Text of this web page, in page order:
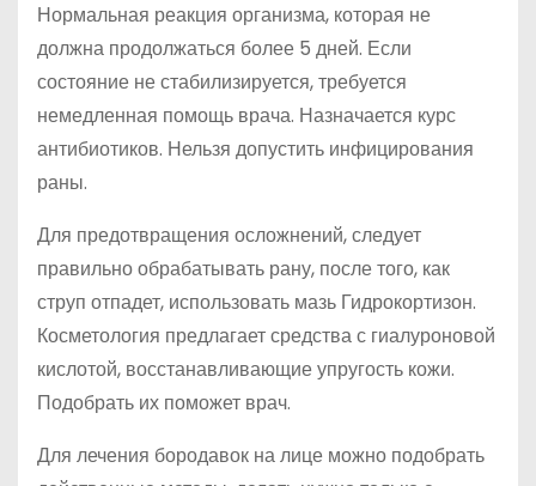
Нормальная реакция организма, которая не
должна продолжаться более 5 дней. Если
состояние не стабилизируется, требуется
немедленная помощь врача. Назначается курс
антибиотиков. Нельзя допустить инфицирования
раны.
Для предотвращения осложнений, следует
правильно обрабатывать рану, после того, как
струп отпадет, использовать мазь Гидрокортизон.
Косметология предлагает средства с гиалуроновой
кислотой, восстанавливающие упругость кожи.
Подобрать их поможет врач.
Для лечения бородавок на лице можно подобрать